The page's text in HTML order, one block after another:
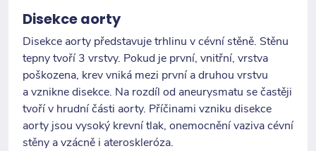
Disekce aorty
Disekce aorty představuje trhlinu v cévní stěně. Stěnu
tepny tvoří 3 vrstvy. Pokud je první, vnitřní, vrstva
poškozena, krev vniká mezi první a druhou vrstvu
a vznikne disekce. Na rozdíl od aneurysmatu se častěji
tvoří v hrudní části aorty. Příčinami vzniku disekce
aorty jsou vysoký krevní tlak, onemocnění vaziva cévní
stěny a vzácně i ateroskleróza.